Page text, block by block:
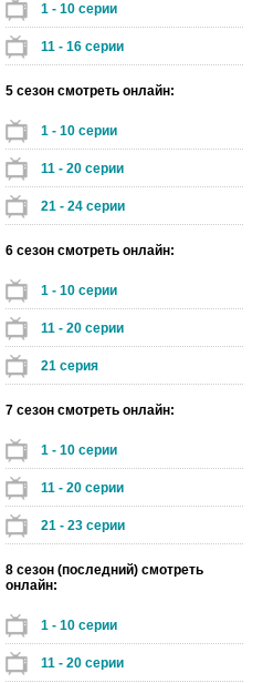
1 - 10 серии
11 - 16 серии
5 сезон смотреть онлайн:
1 - 10 серии
11 - 20 серии
21 - 24 серии
6 сезон смотреть онлайн:
1 - 10 серии
11 - 20 серии
21 серия
7 сезон смотреть онлайн:
1 - 10 серии
11 - 20 серии
21 - 23 серии
8 сезон (последний) смотреть
онлайн:
1 - 10 серии
11 - 20 серии